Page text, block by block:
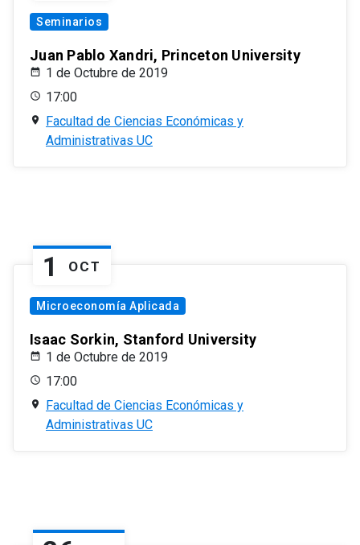
Seminarios
Juan Pablo Xandri, Princeton University
1 de Octubre de 2019
17:00
Facultad de Ciencias Económicas y
Administrativas UC
1 OCT
Microeconomía Aplicada
Isaac Sorkin, Stanford University
1 de Octubre de 2019
17:00
Facultad de Ciencias Económicas y
Administrativas UC